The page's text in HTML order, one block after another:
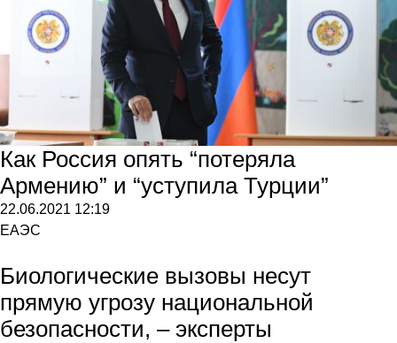
Как Россия опять “потеряла
Армению” и “уступила Турции”
22.06.2021 12:19
ЕАЭС
Биологические вызовы несут
прямую угрозу национальной
безопасности, – эксперты